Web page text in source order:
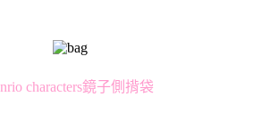
characters鏡子側揹袋